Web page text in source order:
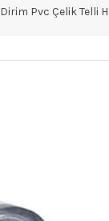
Dirim Pvc Çelik Telli